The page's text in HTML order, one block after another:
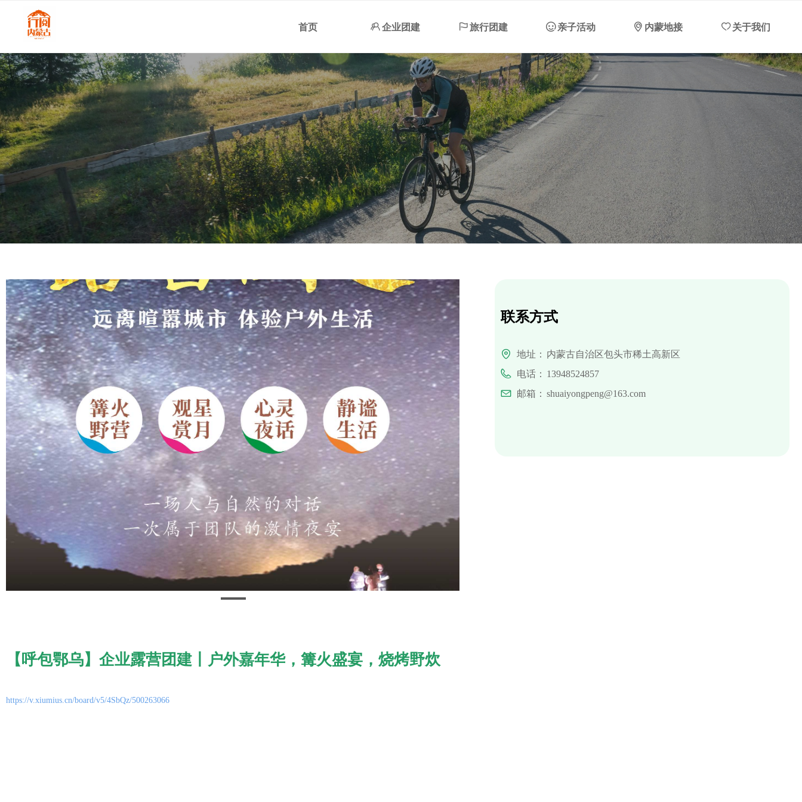
首页 ꁘ 企业团建 ꄡ旅行团建 ꂑ 亲子活动 ꀷ 内蒙地接 ꄀ 关于我们
【呼包鄂乌】企业露营团建丨户外嘉年华，篝火盛宴，烧烤野炊
https://v.xiumius.cn/board/v5/4SbQz/500263066
地址： 内蒙古自治区包头市稀土高新区
电话： 13948524857
邮箱： shuaiyongpeng@163.com
联系方式